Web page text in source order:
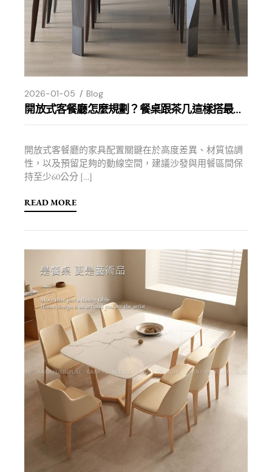
2026-01-05 Blog
開放式客餐廳怎麼規劃？餐桌跟茶几這樣搭最協調
開放式客餐廳的家具配置關鍵在於高度差異、材質協調
性，以及預留足夠的動線空間，建議沙發與用餐區間保
持至少60公分 […]
READ MORE